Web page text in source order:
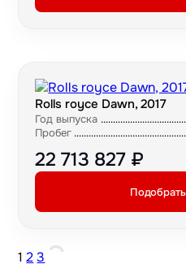
Rolls royce Dawn, 2017
Год выпуска
Пробег
22 713 827 ₽
1 2 3